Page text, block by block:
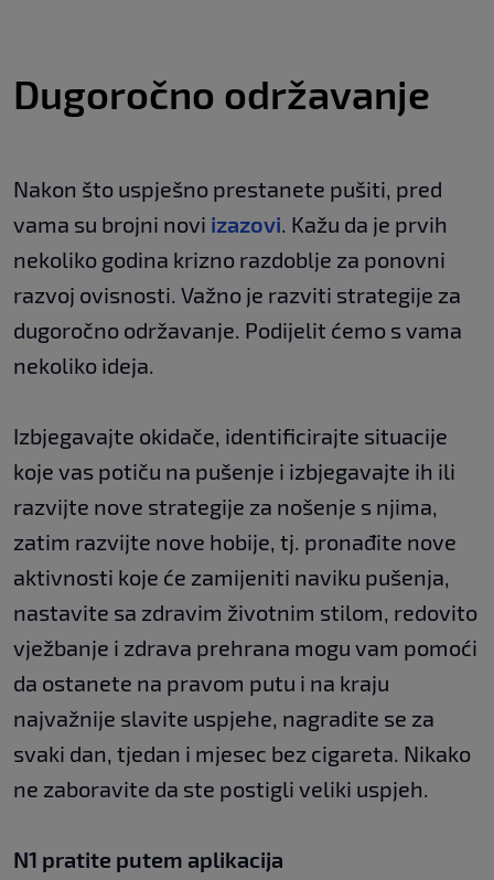
Dugoročno održavanje
Nakon što uspješno prestanete pušiti, pred
vama su brojni novi izazovi. Kažu da je prvih
nekoliko godina krizno razdoblje za ponovni
razvoj ovisnosti. Važno je razviti strategije za
dugoročno održavanje. Podijelit ćemo s vama
nekoliko ideja.
Izbjegavajte okidače, identificirajte situacije
koje vas potiču na pušenje i izbjegavajte ih ili
razvijte nove strategije za nošenje s njima,
zatim razvijte nove hobije, tj. pronađite nove
aktivnosti koje će zamijeniti naviku pušenja,
nastavite sa zdravim životnim stilom, redovito
vježbanje i zdrava prehrana mogu vam pomoći
da ostanete na pravom putu i na kraju
najvažnije slavite uspjehe, nagradite se za
svaki dan, tjedan i mjesec bez cigareta. Nikako
ne zaboravite da ste postigli veliki uspjeh.
N1 pratite putem aplikacija